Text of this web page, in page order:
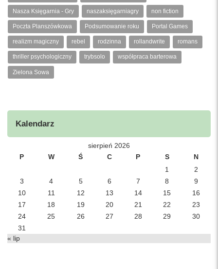
Nasza Księgarnia - Gry naszaksięgarniagry non fiction
Poczta Planszówkowa Podsumowanie roku Portal Games
realizm magiczny rebel rodzinna rollandwrite romans
thriller psychologiczny trybsolo współpraca barterowa
Zielona Sowa
Kalendarz
sierpień 2026
P
W Ś C P S
N
1
2
3
4 5 6 7 8
9
10
11 12 13 14 15
16
17
18 19 20 21 22
23
24
25 26 27 28 29
30
31
« lip